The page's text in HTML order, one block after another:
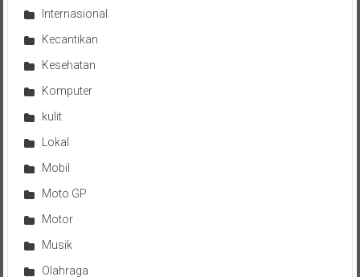
Internasional
Kecantikan
Kesehatan
Komputer
kulit
Lokal
Mobil
Moto GP
Motor
Musik
Olahraga